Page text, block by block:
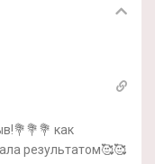
как
результатом🥰🥰